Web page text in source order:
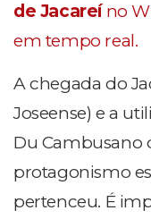
de Jacareíno
em tempo real.
A chegada do
Joseense) e a
Du Cambusano
protagonismo
pertenceu. É